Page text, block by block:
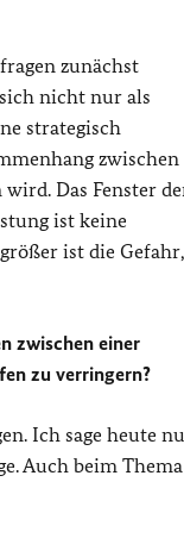
zunächst
nicht nur als
strategisch
zwischen
Das Fenster
ist keine
ist die Gefahr,
zwischen einer
zu verringern?
Ich sage heute
Auch beim Thema